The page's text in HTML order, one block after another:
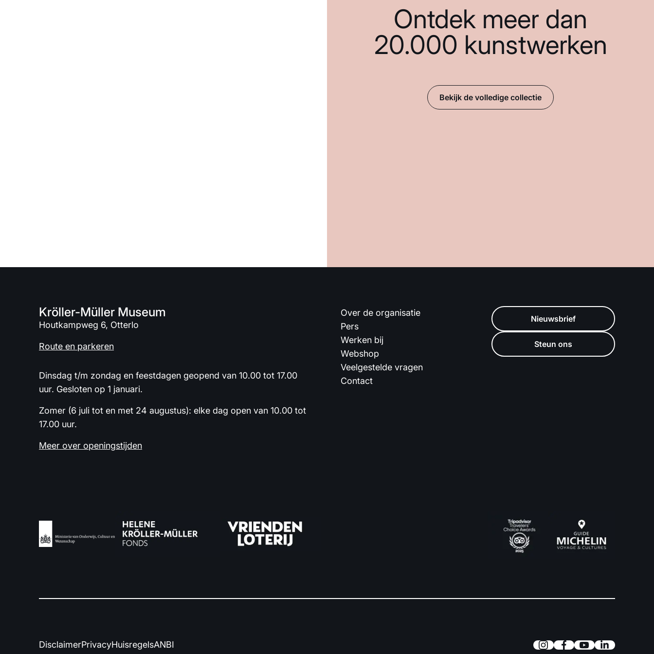
Ontdek meer dan
20.000 kunstwerken
Bekijk de volledige collectie
Kröller-Müller Museum
Houtkampweg 6, Otterlo
Route en parkeren
Dinsdag t/m zondag en feestdagen geopend van 10.00 tot 17.00
uur. Gesloten op 1 januari.
Zomer (6 juli tot en met 24 augustus): elke dag open van 10.00 tot
17.00 uur.
Meer over openingstijden
Over de organisatie
Pers
Werken bij
Webshop
Veelgestelde vragen
Contact
Nieuwsbrief
Steun ons
DisclaimerPrivacyHuisregelsANBI